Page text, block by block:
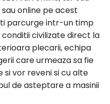
online pe acest
parcurge intr-un timp
civilizate direct la
plecarii, echipa
care urmeaza sa fie
vor reveni si cu alte
de asteptare a masinii